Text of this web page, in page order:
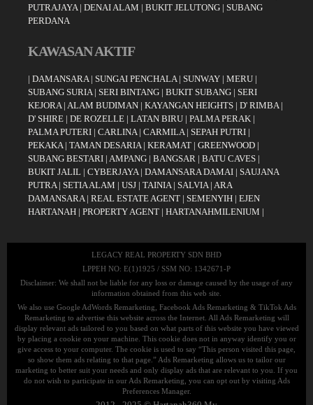
PUTRAJAYA| DENAI ALAM | BUKIT JELUTONG | SUBANG
PERDANA
KAWASAN AKTIF
| DAMANSARA| SUNGAI PENCHALA| SUNWAY | MERU |
SUBANG SURIA| SERI BINTANG | BUKIT SUBANG | SERI
KEJORA| ALAM BUDIMAN | KAYANGAN HEIGHTS | D' RIMBA|
D' SHIRE | DE ROZELLE | LATAN BIRU | PALMA PERAK |
PALMA PUTERI | CARLINA| CARMILA| SEPAH PUTRI |
PEKAKA| TAMAN DESARIA| KERAMAT | GREENWOOD |
SUBANG BESTARI | AMPANG | BANGSAR | BATU CAVES |
BUKIT JALIL | CYBERJAYA| DAMANSARA DAMAI | SAUJANA
PUTRA| SETIA ALAM | USJ | TAINIA| SALVIA| ARA
DAMANSARA| REAL ESTATE AGENT | SEMENYIH | EJEN
HARTANAH | PROPERTY AGENT | HARTANAHMILENIUM |
LEGACY REAL PROPERTY SDN BHD
LPPEH NO: E(1)1925 / SSM NO: 1342671-P
Disclaimer: We shall not be liable for any loss or damage caused by the usage of any
information obtained from this web site.
We also use Google AdWords Remarketing, Facebook Ads Remarketing & TikTok Ads
Remarketing to advertise this website across the Internet. All Ads Remarketing will
display relevant ads tailored to you based on what parts of this website you have viewed
by placing a cookie on your machine. This cookie does not in anyway identify you or
give access to your computer. The cookie is used to say “This person visited this page,
so show them ads relating to that page.” Ads Remarketing allows us to tailor our
marketing to better suit your needs and only display ads that are relevant to you. If you
do not wish to participate in our Ads Remarketing, you can opt out by visiting Ads
Preferences Manager.